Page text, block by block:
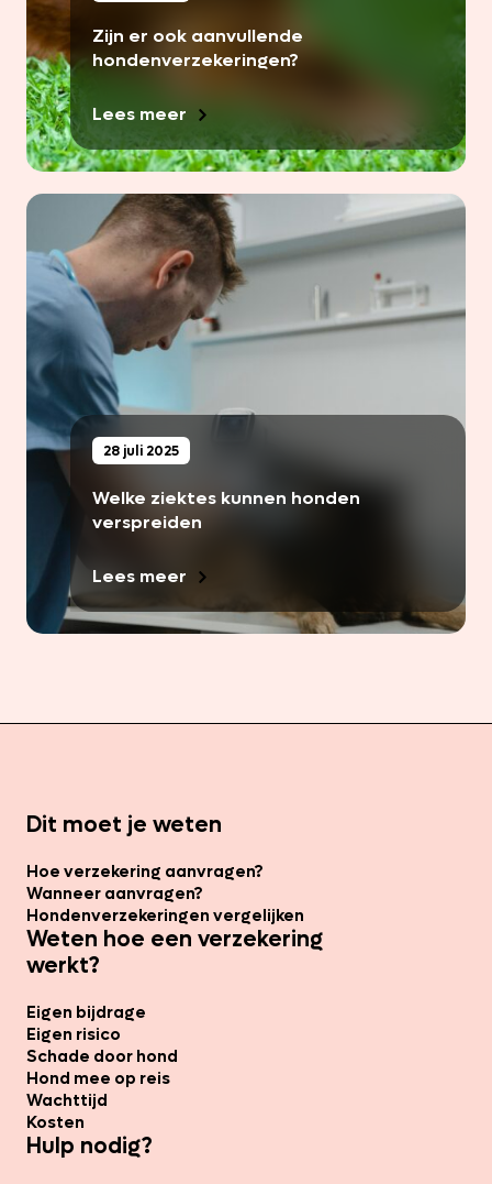
Zijn er ook aanvullende
hondenverzekeringen?
Lees meer
28 juli 2025
Welke ziektes kunnen honden
verspreiden
Lees meer
Dit moet je weten
Hoe verzekering aanvragen?
Wanneer aanvragen?
Hondenverzekeringen vergelijken
Weten hoe een verzekering
werkt?
Eigen bijdrage
Eigen risico
Schade door hond
Hond mee op reis
Wachttijd
Kosten
Hulp nodig?